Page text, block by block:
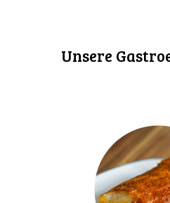
Unsere